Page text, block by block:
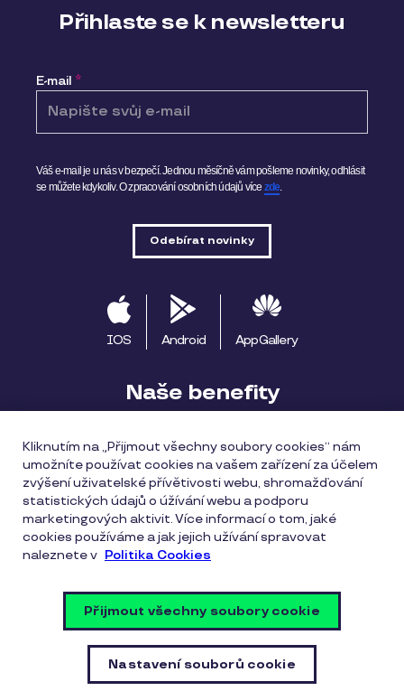
Přihlaste se k newsletteru
E-mail *
Váš e-mail je u nás v bezpečí. Jednou měsíčně vám pošleme novinky, odhlásit
se můžete kdykoliv. O zpracování osobních údajů více zde.
IOS Android AppGallery
Naše benefity
Apple Pay Pluxee Cestuj Pluxee Rozvoz
Katalog provozoven
Všeobecné obchodní podmínky
Zásady ochrany osobních údajů Zásady cookies
Vulnerability Disclosure Policy
Nastavení souborů cookie
Kliknutím na „Přijmout všechny soubory cookies“ nám
umožníte používat cookies na vašem zařízení za účelem
zvýšení uživatelské přívětivosti webu, shromažďování
statistických údajů o úžívání webu a podporu
marketingových aktivit. Více informací o tom, jaké
cookies používáme a jak jejich užívání spravovat
naleznete v Politika Cookies
Nastavení souborů cookie
Přijmout všechny soubory cookie